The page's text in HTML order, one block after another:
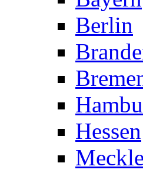
Berlin
Hessen